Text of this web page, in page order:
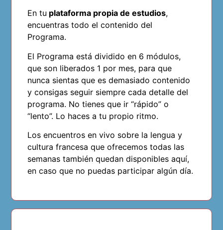
En tu plataforma propia de estudios,
encuentras todo el contenido del
Programa.
El Programa está dividido en 6 módulos,
que son liberados 1 por mes, para que
nunca sientas que es demasiado contenido
y consigas seguir siempre cada detalle del
programa. No tienes que ir “rápido” o
“lento”. Lo haces a tu propio ritmo.
Los encuentros en vivo sobre la lengua y
cultura francesa que ofrecemos todas las
semanas también quedan disponibles aquí,
en caso que no puedas participar algún día.